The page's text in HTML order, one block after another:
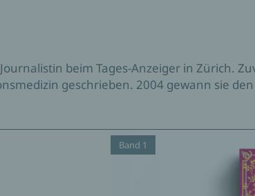
beim Tages-Anzeiger in Zürich.
geschrieben. 2004 gewann sie
Band 1